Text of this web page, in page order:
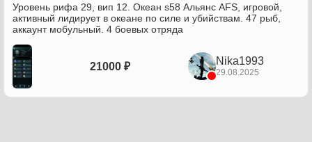
Уровень рифа 29, вип 12. Океан s58 Альянс AFS, игровой,
активный лидирует в океане по силе и убийствам. 47 рыб,
аккаунт мобульный. 4 боевых отряда
21000 ₽ Nika1993
29.08.2025